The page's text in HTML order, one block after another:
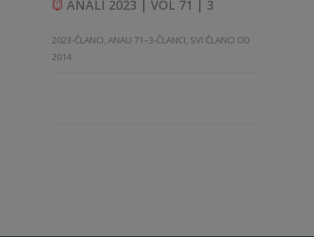
ANALI 2023 | VOL 71 | 3
2023-ČLANCI, ANALI 71–3-ČLANCI, SVI ČLANCI OD
2014